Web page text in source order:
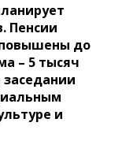
Пенсии
повышены до
– 5 тысяч
заседании
и